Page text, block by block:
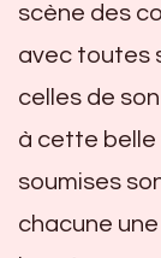
scène des
avec toutes
celles de
à cette belle
soumises
chacune